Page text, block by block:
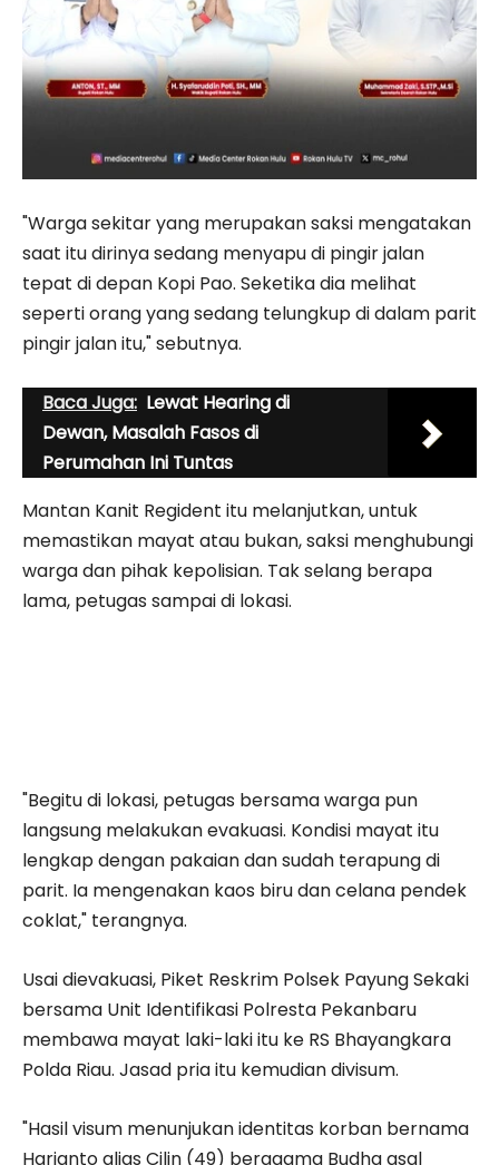
"Warga sekitar yang merupakan saksi mengatakan
saat itu dirinya sedang menyapu di pingir jalan
tepat di depan Kopi Pao. Seketika dia melihat
seperti orang yang sedang telungkup di dalam parit
pingir jalan itu," sebutnya.
Baca Juga: Lewat Hearing di
Dewan, Masalah Fasos di
Perumahan Ini Tuntas
Mantan Kanit Regident itu melanjutkan, untuk
memastikan mayat atau bukan, saksi menghubungi
warga dan pihak kepolisian. Tak selang berapa
lama, petugas sampai di lokasi.
"Begitu di lokasi, petugas bersama warga pun
langsung melakukan evakuasi. Kondisi mayat itu
lengkap dengan pakaian dan sudah terapung di
parit. Ia mengenakan kaos biru dan celana pendek
coklat," terangnya.
Usai dievakuasi, Piket Reskrim Polsek Payung Sekaki
bersama Unit Identifikasi Polresta Pekanbaru
membawa mayat laki-laki itu ke RS Bhayangkara
Polda Riau. Jasad pria itu kemudian divisum.
"Hasil visum menunjukan identitas korban bernama
Harianto alias Cilin (49) beragama Budha asal